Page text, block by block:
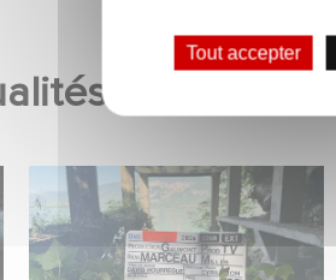
Le tournage de la mini-série
Le Roman de Marceau
Miller a débuté
Tout accepter